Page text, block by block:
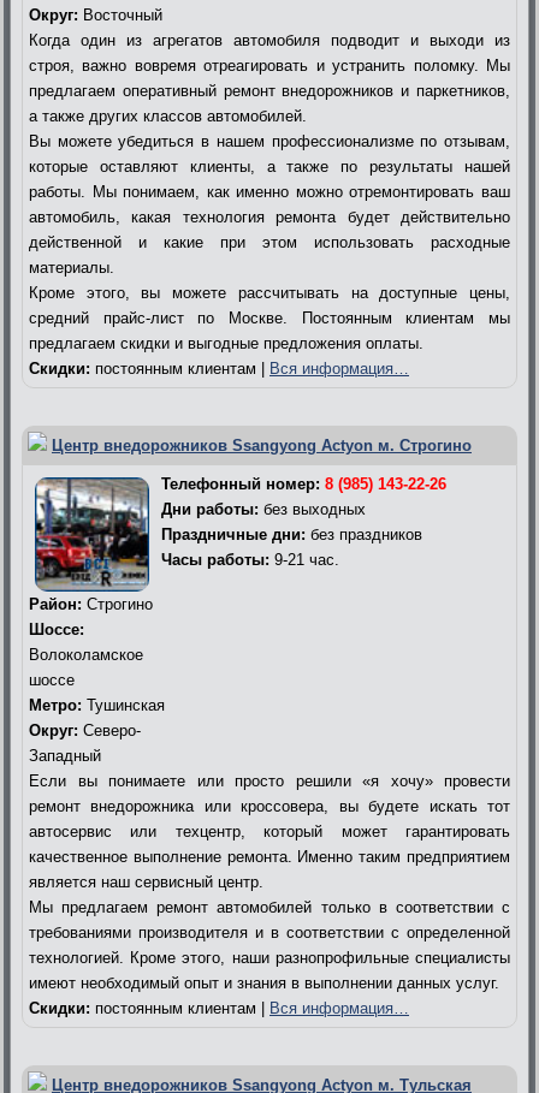
Округ: Восточный
Когда один из агрегатов автомобиля подводит и выходи из
строя, важно вовремя отреагировать и устранить поломку. Мы
предлагаем оперативный ремонт внедорожников и паркетников,
а также других классов автомобилей.
Вы можете убедиться в нашем профессионализме по отзывам,
которые оставляют клиенты, а также по результаты нашей
работы. Мы понимаем, как именно можно отремонтировать ваш
автомобиль, какая технология ремонта будет действительно
действенной и какие при этом использовать расходные
материалы.
Кроме этого, вы можете рассчитывать на доступные цены,
средний прайс-лист по Москве. Постоянным клиентам мы
предлагаем скидки и выгодные предложения оплаты.
Скидки: постоянным клиентам | Вся информация…
Центр внедорожников Ssangyong Actyon м. Строгино
Телефонный номер: 8 (985) 143-22-26
Дни работы: без выходных
Праздничные дни: без праздников
Часы работы: 9-21 час.
Район: Строгино
Шоссе:
Волоколамское
шоссе
Метро: Тушинская
Округ: Северо-
Западный
Если вы понимаете или просто решили «я хочу» провести
ремонт внедорожника или кроссовера, вы будете искать тот
автосервис или техцентр, который может гарантировать
качественное выполнение ремонта. Именно таким предприятием
является наш сервисный центр.
Мы предлагаем ремонт автомобилей только в соответствии с
требованиями производителя и в соответствии с определенной
технологией. Кроме этого, наши разнопрофильные специалисты
имеют необходимый опыт и знания в выполнении данных услуг.
Скидки: постоянным клиентам | Вся информация…
Центр внедорожников Ssangyong Actyon м. Тульская